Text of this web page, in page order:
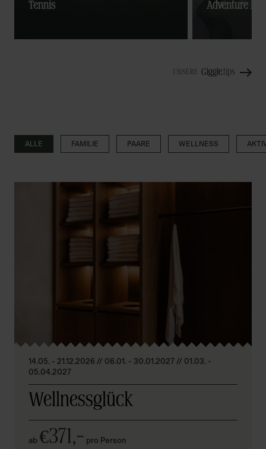
Tennis Adventure
UNSERE Giggle.tips
ALLE FAMILIE PAARE WELLNESS
14.05. - 21.12.2026 // 06.01. - 30.01.2027 // 01.03. -
05.04.2027
Wellnessglück
ab €371,– pro Person